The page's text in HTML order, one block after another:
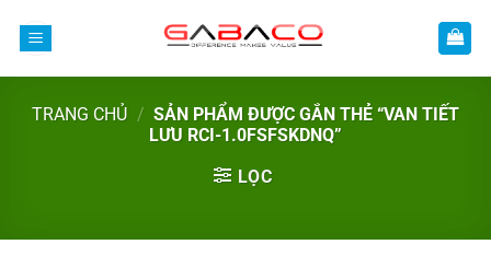
TRANG CHỦ / SẢN PHẨM ĐƯỢC GẮN THẺ “VAN TIẾT
LƯU RCI-1.0FSFSKDNQ”
LỌC